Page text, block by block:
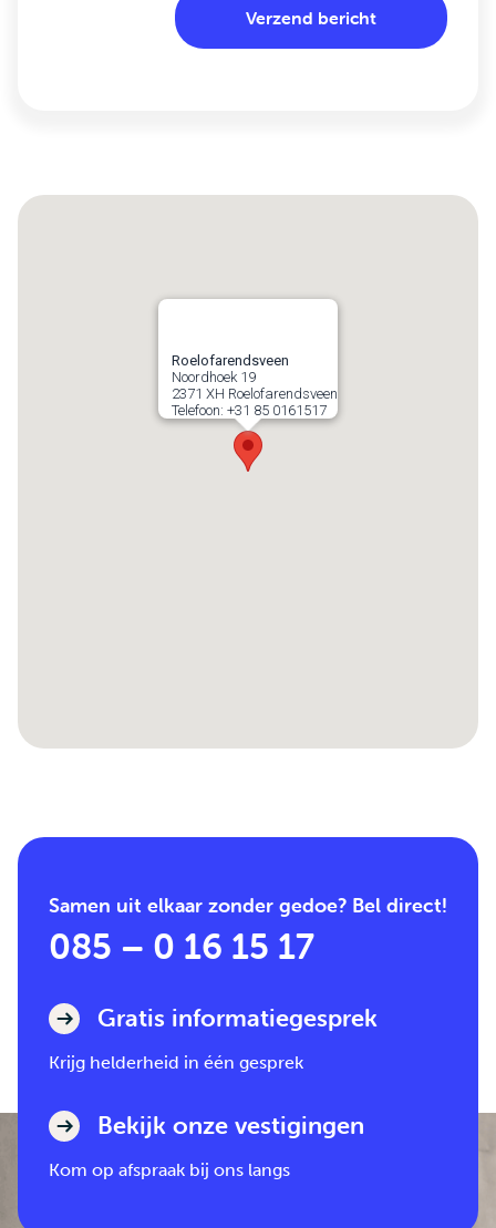
Roelofarendsveen
Noordhoek 19
2371 XH Roelofarendsveen
Telefoon: +31 85 0161517
Samen uit elkaar zonder gedoe? Bel direct!
085 – 0 16 15 17
Gratis informatiegesprek
Krijg helderheid in één gesprek
Bekijk onze vestigingen
Kom op afspraak bij ons langs